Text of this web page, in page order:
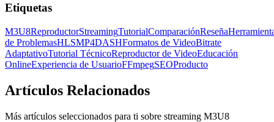
Etiquetas
M3U8ReproductorStreamingTutorialComparaciónReseña
de ProblemasHLSMP4DASHFormatos de VideoBitrate
AdaptativoTutorial TécnicoReproductor de VideoEducación
OnlineExperiencia de UsuarioFFmpegSEOProducto
Artículos Relacionados
Más artículos seleccionados para ti sobre streaming M3U8